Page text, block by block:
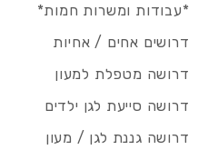
*עבודות ומשרות חמות*
דרושים אחים / אחיות
דרושה מטפלת למעון
דרושה סייעת לגן ילדים
דרושה גננת לגן / מעון